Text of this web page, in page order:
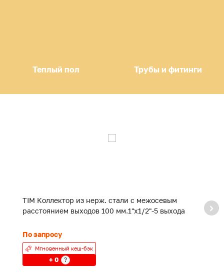
Теплый пол Трубы и фитинги
TIM Коллектор из нерж. стали с межосевым
расстоянием выходов 100 мм.1"х1/2"-5 выхода
По запросу
Мгновенный кеш-бэк
+ 0 ?